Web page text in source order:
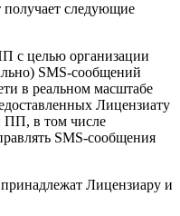
следующие
с целью организации
SMS-сообщений
в реальном масштабе
Лицензиату
ПП, в том числе
SMS-сообщения
Лицензиару и